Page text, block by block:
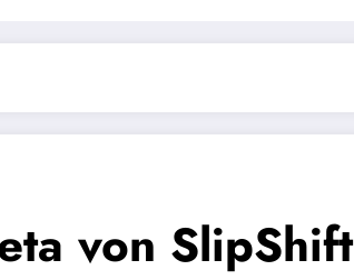
von SlipShift